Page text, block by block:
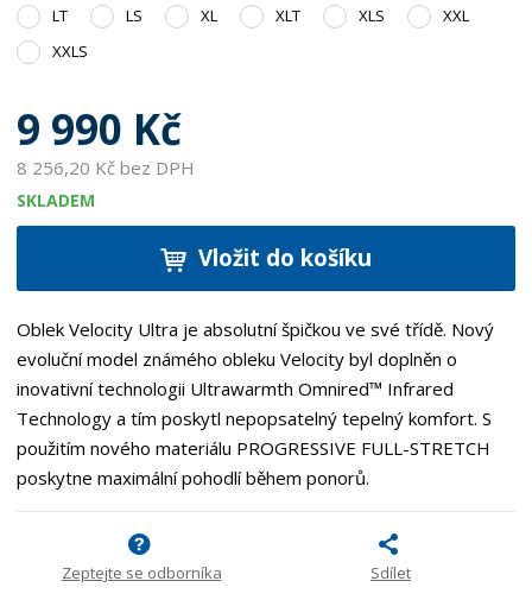
LT
LS XL XLT XLS
XXL
XXLS
9 990 Kč
8 256,20 Kč bez DPH
SKLADEM
Vložit do košíku
Oblek Velocity Ultra je absolutní špičkou ve své třídě. Nový
evoluční model známého obleku Velocity byl doplněn o
inovativní technologii Ultrawarmth Omnired™ Infrared
Technology a tím poskytl nepopsatelný tepelný komfort. S
použitím nového materiálu PROGRESSIVE FULL-STRETCH
poskytne maximální pohodlí během ponorů.
Zeptejte se odborníka Sdílet